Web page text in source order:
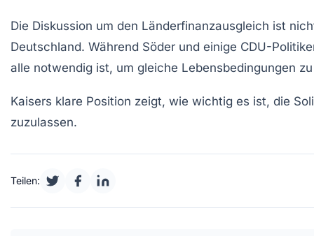
Die Diskussion um den Länderfinanzausgleich ist
Deutschland. Während Söder und einige CDU-
alle notwendig ist, um gleiche Lebensbedingungen
Kaisers klare Position zeigt, wie wichtig es ist, die
zuzulassen.
Teilen: